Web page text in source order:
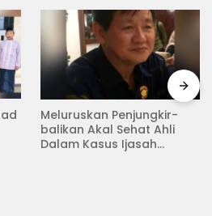
Rampas Motor Tanpa
Surat Resmi, Modus Baru
Debt Collector di Jalan